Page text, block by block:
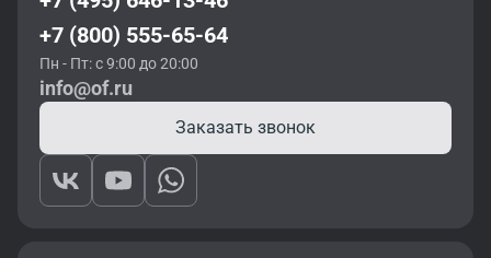
+7 (800) 555-65-64
Пн - Пт: с 9:00 до 20:00
info@of.ru
Заказать звонок